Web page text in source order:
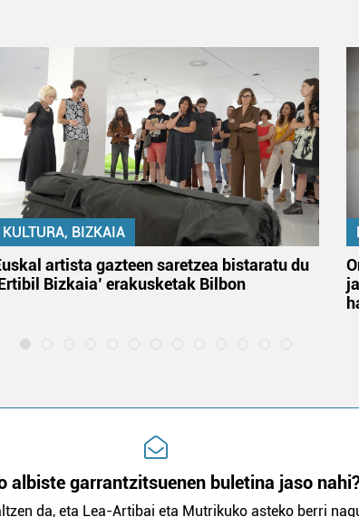
KULTURA, BIZKAIA
artista gazteen saretzea bistaratu du
Bizkaia’ erakusketak Bilbon
albiste garrantzitsuenen buletina jaso
da, eta Lea-Artibai eta Mutrikuko asteko berri